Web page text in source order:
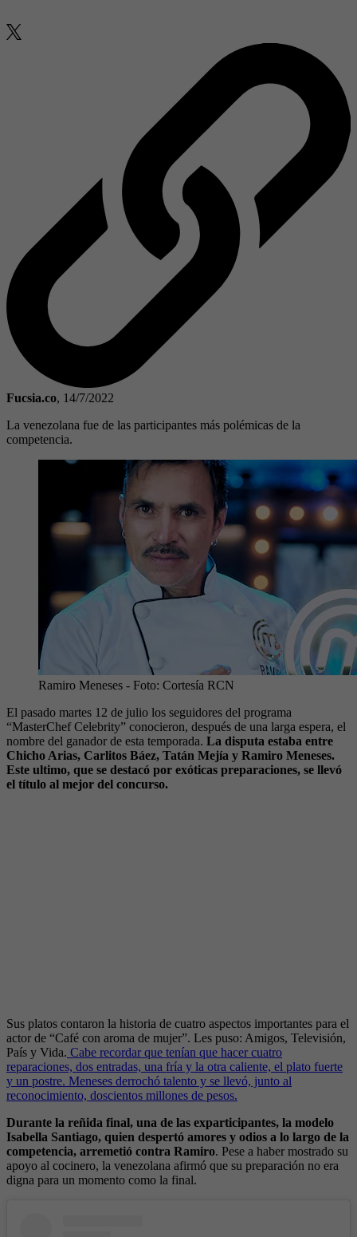
Fucsia.co, 14/7/2022
La venezolana fue de las participantes más polémicas de la
competencia.
Ramiro Meneses - Foto: Cortesía RCN
El pasado martes 12 de julio los seguidores del programa
“MasterChef Celebrity” conocieron, después de una larga espera, el
nombre del ganador de esta temporada. La disputa estaba entre
Chicho Arias, Carlitos Báez, Tatán Mejía y Ramiro Meneses.
Este ultimo, que se destacó por exóticas preparaciones, se llevó
el título al mejor del concurso.
Sus platos contaron la historia de cuatro aspectos importantes para el
actor de “Café con aroma de mujer”. Les puso: Amigos, Televisión,
País y Vida. Cabe recordar que tenían que hacer cuatro
reparaciones, dos entradas, una fría y la otra caliente, el plato fuerte
y un postre. Meneses derrochó talento y se llevó, junto al
reconocimiento, doscientos millones de pesos.
Durante la reñida final, una de las exparticipantes, la modelo
Isabella Santiago, quien despertó amores y odios a lo largo de la
competencia, arremetió contra Ramiro. Pese a haber mostrado su
apoyo al cocinero, la venezolana afirmó que su preparación no era
digna para un momento como la final.